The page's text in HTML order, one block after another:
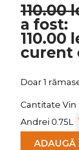
110.00
a fost:
110.00
curent
Doar 1
Cantitate Vin
Andrei 0.75L
ADAUGĂ